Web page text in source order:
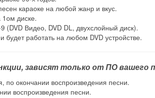
караоке на любой жанр и вкус.
1ом диске.
(DVD Видео, DVD DL, двухслойный диск).
будет работать на любом DVD устройстве.
зависят только от ПО вашего
по окончании воспроизведения песни.
воспроизведения песни.